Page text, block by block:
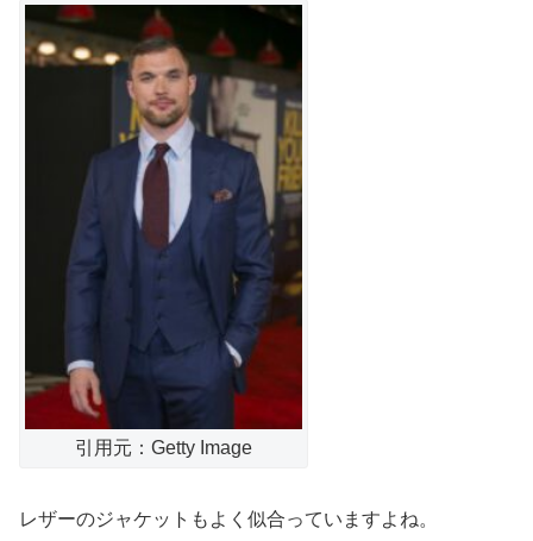
引用元：Getty Image
レザーのジャケットもよく似合っていますよね。